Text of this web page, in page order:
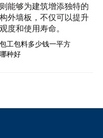
能够为建筑增添独特的
外墙板，不仅可以提升
度和使用寿命。
工包料多少钱一平方
种好